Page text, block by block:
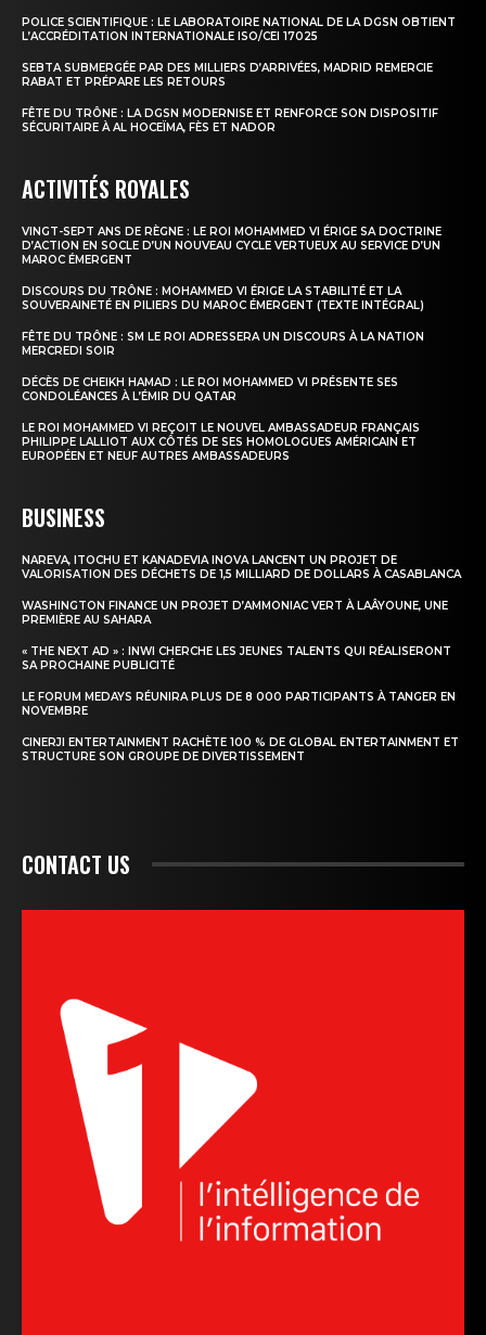
POLICE SCIENTIFIQUE : LE LABORATOIRE NATIONAL DE LA DGSN OBTIENT
L’ACCRÉDITATION INTERNATIONALE ISO/CEI 17025
SEBTA SUBMERGÉE PAR DES MILLIERS D’ARRIVÉES, MADRID REMERCIE
RABAT ET PRÉPARE LES RETOURS
FÊTE DU TRÔNE : LA DGSN MODERNISE ET RENFORCE SON DISPOSITIF
SÉCURITAIRE À AL HOCEÏMA, FÈS ET NADOR
ACTIVITÉS ROYALES
VINGT-SEPT ANS DE RÈGNE : LE ROI MOHAMMED VI ÉRIGE SA DOCTRINE
D’ACTION EN SOCLE D’UN NOUVEAU CYCLE VERTUEUX AU SERVICE D’UN
MAROC ÉMERGENT
DISCOURS DU TRÔNE : MOHAMMED VI ÉRIGE LA STABILITÉ ET LA
SOUVERAINETÉ EN PILIERS DU MAROC ÉMERGENT (TEXTE INTÉGRAL)
FÊTE DU TRÔNE : SM LE ROI ADRESSERA UN DISCOURS À LA NATION
MERCREDI SOIR
DÉCÈS DE CHEIKH HAMAD : LE ROI MOHAMMED VI PRÉSENTE SES
CONDOLÉANCES À L’ÉMIR DU QATAR
LE ROI MOHAMMED VI REÇOIT LE NOUVEL AMBASSADEUR FRANÇAIS
PHILIPPE LALLIOT AUX CÔTÉS DE SES HOMOLOGUES AMÉRICAIN ET
EUROPÉEN ET NEUF AUTRES AMBASSADEURS
BUSINESS
NAREVA, ITOCHU ET KANADEVIA INOVA LANCENT UN PROJET DE
VALORISATION DES DÉCHETS DE 1,5 MILLIARD DE DOLLARS À CASABLANCA
WASHINGTON FINANCE UN PROJET D’AMMONIAC VERT À LAÂYOUNE, UNE
PREMIÈRE AU SAHARA
« THE NEXT AD » : INWI CHERCHE LES JEUNES TALENTS QUI RÉALISERONT
SA PROCHAINE PUBLICITÉ
LE FORUM MEDAYS RÉUNIRA PLUS DE 8 000 PARTICIPANTS À TANGER EN
NOVEMBRE
CINERJI ENTERTAINMENT RACHÈTE 100 % DE GLOBAL ENTERTAINMENT ET
STRUCTURE SON GROUPE DE DIVERTISSEMENT
CONTACT US